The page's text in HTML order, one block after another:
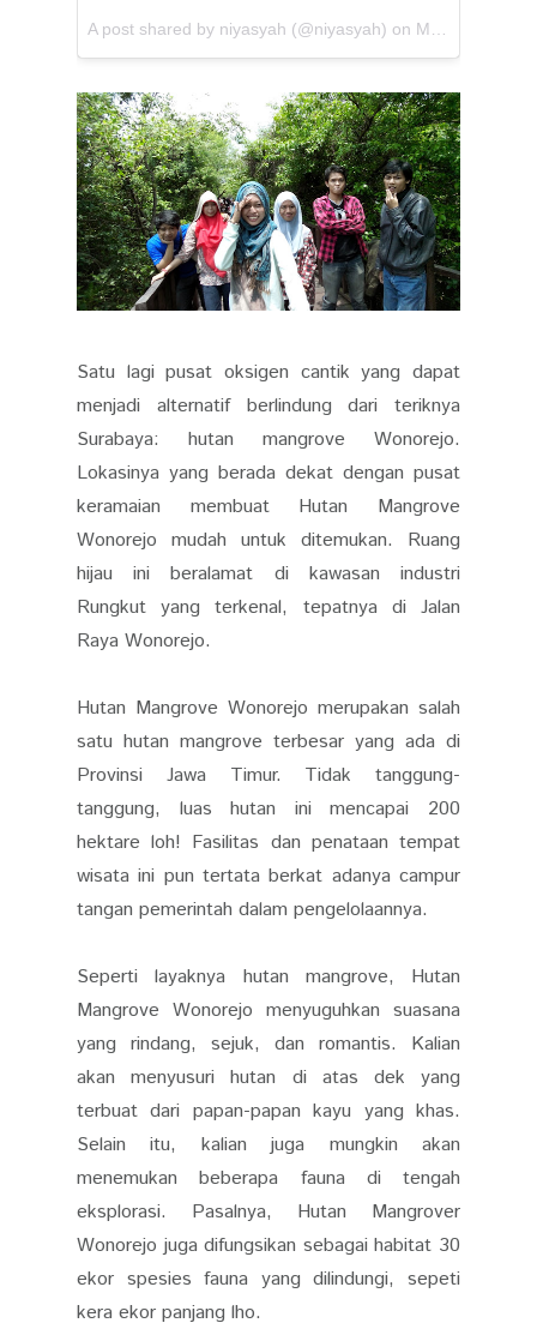
A post shared by niyasyah (@niyasyah) on May 12, 2017 at 7:21pm PDT
Satu lagi pusat oksigen cantik yang dapat
menjadi alternatif berlindung dari teriknya
Surabaya: hutan mangrove Wonorejo.
Lokasinya yang berada dekat dengan pusat
keramaian membuat Hutan Mangrove
Wonorejo mudah untuk ditemukan. Ruang
hijau ini beralamat di kawasan industri
Rungkut yang terkenal, tepatnya di Jalan
Raya Wonorejo.
Hutan Mangrove Wonorejo merupakan salah
satu hutan mangrove terbesar yang ada di
Provinsi Jawa Timur. Tidak tanggung-
tanggung, luas hutan ini mencapai 200
hektare loh! Fasilitas dan penataan tempat
wisata ini pun tertata berkat adanya campur
tangan pemerintah dalam pengelolaannya.
Seperti layaknya hutan mangrove, Hutan
Mangrove Wonorejo menyuguhkan suasana
yang rindang, sejuk, dan romantis. Kalian
akan menyusuri hutan di atas dek yang
terbuat dari papan-papan kayu yang khas.
Selain itu, kalian juga mungkin akan
menemukan beberapa fauna di tengah
eksplorasi. Pasalnya, Hutan Mangrover
Wonorejo juga difungsikan sebagai habitat 30
ekor spesies fauna yang dilindungi, sepeti
kera ekor panjang lho.